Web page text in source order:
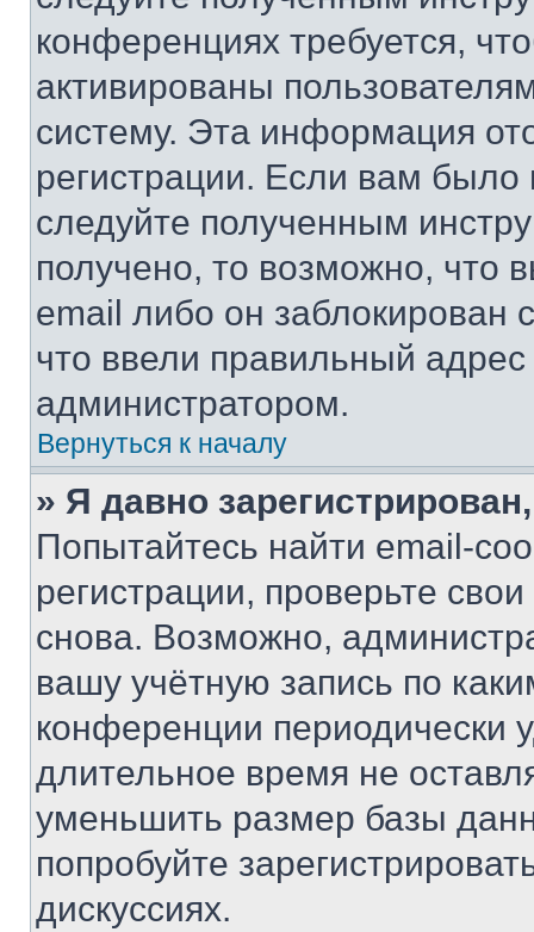
конференциях требуется,
активированы
систему. Эта информация
регистрации. Если вам
следуйте полученным
получено, то возможно, что
email либо он
что ввели правильный адрес
администратором.
Вернуться к началу
» Я давно
Попытайтесь найти email-
регистрации, проверьте
снова. Возможно,
вашу учётную запись по
конференции периодически
длительное время не
уменьшить размер базы
попробуйте
дискуссиях.